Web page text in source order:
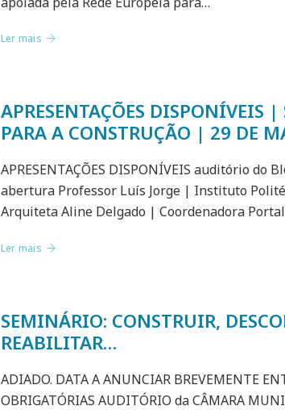
Ler mais
APRESENTAÇÕES DISPONÍVEIS |
PARA A CONSTRUÇÃO | 29 DE
APRESENTAÇÕES DISPONÍVEIS auditório do
abertura Professor Luís Jorge | Instituto
Arquiteta Aline Delgado | Coordenadora
Ler mais
SEMINÁRIO: CONSTRUIR,
REABILITAR…
ADIADO. DATA A ANUNCIAR BREVEMENTE
OBRIGATÓRIAS AUDITÓRIO da CÂMARA